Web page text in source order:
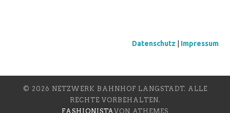
Datenschutz Impressum
© 2026 NETZWERK BAHNHOF LANGSTADT. ALLE
RECHTE VORBEHALTEN.
FASHIONISTA VON ATHEMES